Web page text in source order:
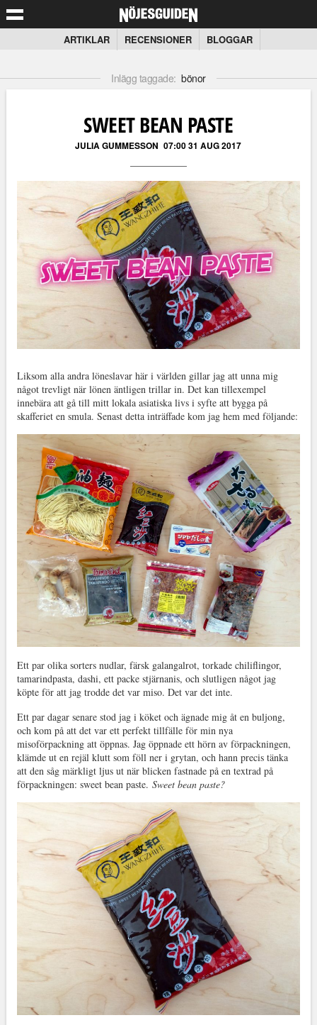
ARTIKLAR RECENSIONER BLOGGAR
Inlägg taggade: bönor
SWEET BEAN PASTE
JULIA GUMMESSON 07:00 31 AUG 2017
Liksom alla andra löneslavar här i världen gillar jag att unna mig
något trevligt när lönen äntligen trillar in. Det kan tillexempel
innebära att gå till mitt lokala asiatiska livs i syfte att bygga på
skafferiet en smula. Senast detta inträffade kom jag hem med följande:
Ett par olika sorters nudlar, färsk galangalrot, torkade chiliflingor,
tamarindpasta, dashi, ett packe stjärnanis, och slutligen något jag
köpte för att jag trodde det var miso. Det var det inte.
Ett par dagar senare stod jag i köket och ägnade mig åt en buljong,
och kom på att det var ett perfekt tillfälle för min nya
misoförpackning att öppnas. Jag öppnade ett hörn av förpackningen,
klämde ut en rejäl klutt som föll ner i grytan, och hann precis tänka
att den såg märkligt ljus ut när blicken fastnade på en textrad på
förpackningen: sweet bean paste. Sweet bean paste?